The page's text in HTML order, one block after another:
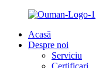
Acasă
Despre noi
Serviciu
Certificari